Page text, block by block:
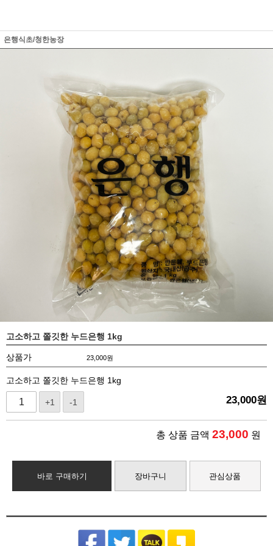
은행식초/청한농장
고소하고 쫄깃한 누드은행 1kg
상품가 23,000원
고소하고 쫄깃한 누드은행 1kg
+1 -1 23,000원
총 상품 금액 23,000 원
바로 구매하기 장바구니 관심상품